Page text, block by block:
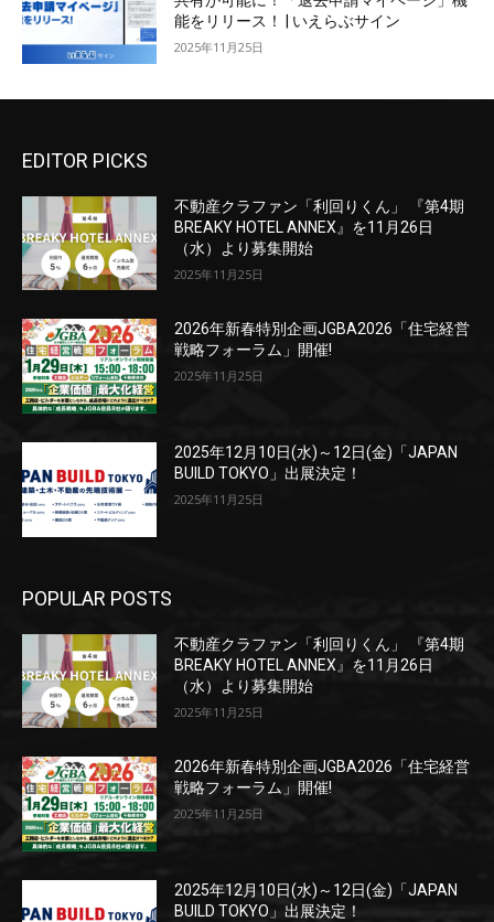
能をリリース！ | いえらぶサイン
2025年11月25日
EDITOR PICKS
不動産クラファン「利回りくん」 『第4期
BREAKY HOTEL ANNEX』を11月26日
（水）より募集開始
2025年11月25日
2026年新春特別企画JGBA2026「住宅経営
戦略フォーラム」開催!
2025年11月25日
2025年12月10日(水)～12日(金)「JAPAN
BUILD TOKYO」出展決定！
2025年11月25日
POPULAR POSTS
不動産クラファン「利回りくん」 『第4期
BREAKY HOTEL ANNEX』を11月26日
（水）より募集開始
2025年11月25日
2026年新春特別企画JGBA2026「住宅経営
戦略フォーラム」開催!
2025年11月25日
2025年12月10日(水)～12日(金)「JAPAN
BUILD TOKYO」出展決定！